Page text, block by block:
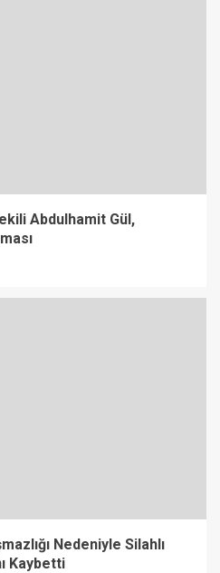
Abdulhamit Gül,
Nedeniyle Silahlı
Kaybetti